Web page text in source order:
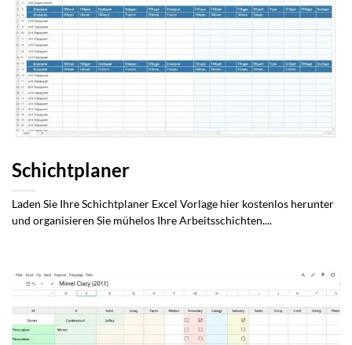
Schichtplaner
Laden Sie Ihre Schichtplaner Excel Vorlage hier kostenlos herunter
und organisieren Sie mühelos Ihre Arbeitsschichten....